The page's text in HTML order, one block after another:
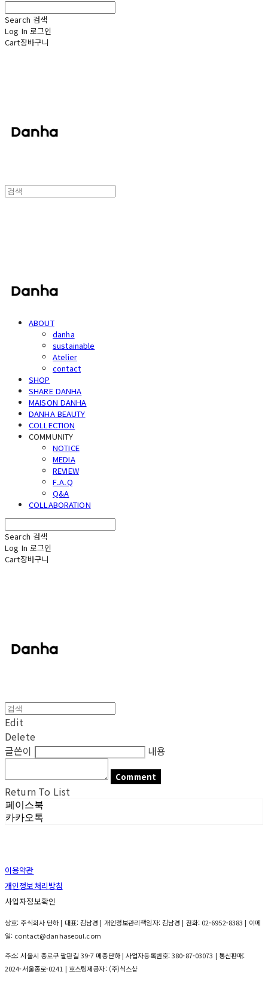
Search 검색
Log In 로그인
Cart장바구니
ABOUT
danha
sustainable
Atelier
contact
SHOP
SHARE DANHA
MAISON DANHA
DANHA BEAUTY
COLLECTION
COMMUNITY
NOTICE
MEDIA
REVIEW
F.A.Q
Q&A
COLLABORATION
Search 검색
Log In 로그인
Cart장바구니
Edit
Delete
글쓴이
내용
Comment
Return To List
페이스북
카카오톡
이용약관
개인정보처리방침
사업자정보확인
상호: 주식회사 단하 | 대표: 김남경 | 개인정보관리책임자: 김남경 | 전화: 02-6952-8383 | 이메
일: contact@danhaseoul.com
주소: 서울시 종로구 팔판길 39-7 메종단하 | 사업자등록번호:380-87-03073 | 통신판매:
2024-서울종로-0241 | 호스팅제공자: (주)식스샵